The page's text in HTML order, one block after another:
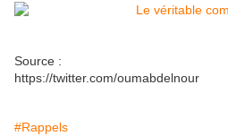
Source :
https://twitter.com/oumabdelnour
#Rappels